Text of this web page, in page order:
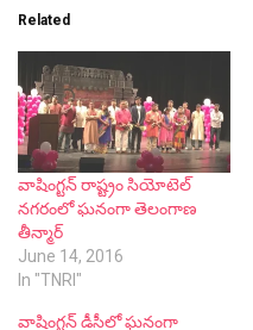
Related
వాషింగ్టన్ రాష్ట్రం సియోటెల్
నగరంలో ఘనంగా తెలంగాణ
తీన్మార్
June 14, 2016
In "TNRI"
వాషింగ్టన్ డీసీలో ఘనంగా